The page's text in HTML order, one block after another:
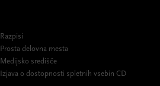
Razpisi
Prosta delovna mesta
Medijsko središče
Izjava o dostopnosti spletnih vsebin CD